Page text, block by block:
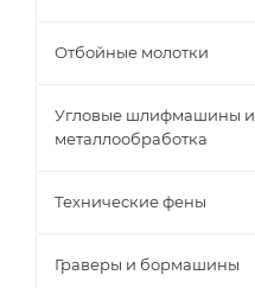
Отбойные молотки
Угловые шлифмашины и
металлообработка
Технические фены
Граверы и бормашины